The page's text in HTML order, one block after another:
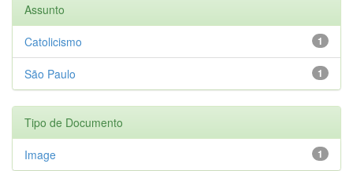
Assunto
1
Catolicismo
1
São Paulo
Tipo de Documento
1
Image